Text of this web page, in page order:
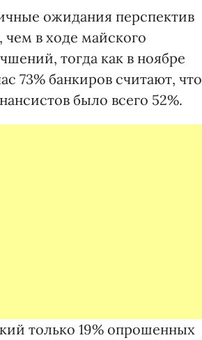
ожидания перспектив
в ходе майского
тогда как в ноябре
73% банкиров считают, что
было всего 52%.
только 19% опрошенных